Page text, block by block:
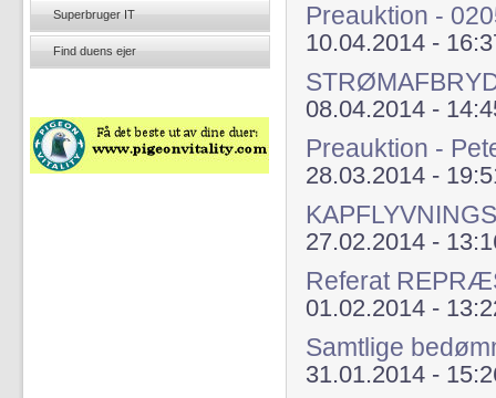
Preauktion -
10.04.2014 -
08.04.2014 -
Preauktion -
28.03.2014 -
27.02.2014 -
Referat
01.02.2014 -
Samtlige
31.01.2014 -
Superbruger IT
Find duens ejer